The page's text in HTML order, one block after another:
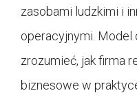
zasobami ludzkimi i
operacyjnymi. Model
zrozumieć, jak firma
biznesowe w